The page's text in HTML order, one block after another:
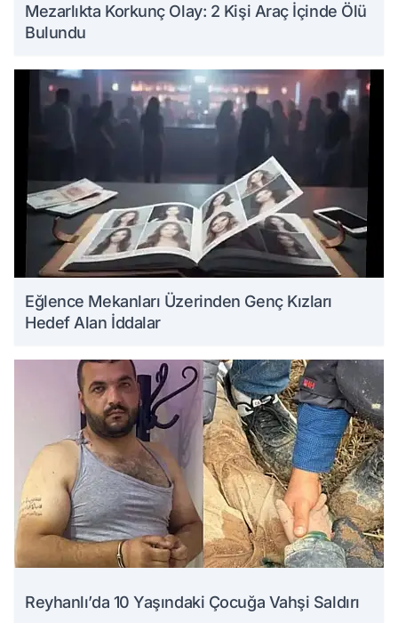
Mezarlıkta Korkunç Olay: 2 Kişi Araç İçinde Ölü
Bulundu
Eğlence Mekanları Üzerinden Genç Kızları
Hedef Alan İddalar
Reyhanlı’da 10 Yaşındaki Çocuğa Vahşi Saldırı